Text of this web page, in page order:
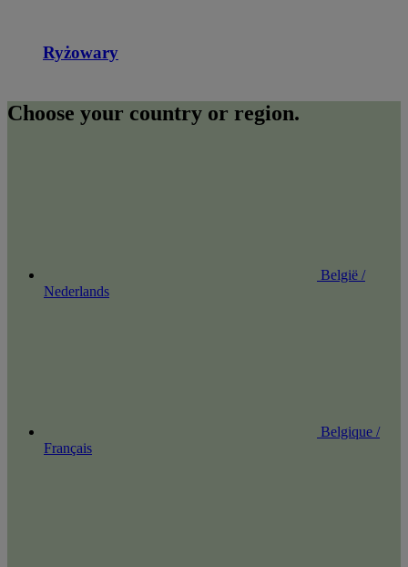
Ryżowary
Choose your country or region.
België /
Nederlands
Belgique /
Français